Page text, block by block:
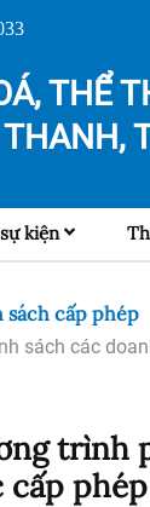
THỂ
kiện
sách cấp phép
sách các
trình